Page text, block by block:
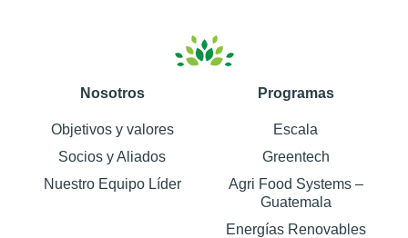
Nosotros
Objetivos y valores
Socios y Aliados
Nuestro Equipo Líder
Programas
Escala
Greentech
Agri Food Systems –
Guatemala
Energías Renovables